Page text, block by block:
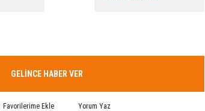
GELİNCE HABER VER
Yorum Yaz